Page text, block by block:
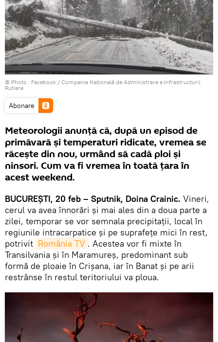
© Photo : Facebook / Compania Naţională de Administrare a Infrastructurii
Rutiere
Abonare
Meteorologii anunţă că, după un episod de
primăvară şi temperaturi ridicate, vremea se
răceşte din nou, urmând să cadă ploi şi
ninsori. Cum va fi vremea în toată ţara în
acest weekend.
BUCUREŞTI, 20 feb – Sputnik, Doina Crainic. Vineri,
cerul va avea înnorări și mai ales din a doua parte a
zilei, temporar se vor semnala precipitații, local în
regiunile intracarpatice și pe suprafețe mici în rest,
potrivit România TV . Acestea vor fi mixte în
Transilvania și în Maramureș, predominant sub
formă de ploaie în Crișana, iar în Banat și pe arii
restrânse în restul teritoriului va ploua.